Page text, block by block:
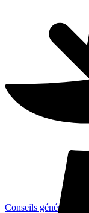
Conseils généraux